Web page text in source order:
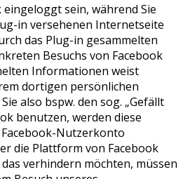
eingeloggt sein, während Sie
in versehenen Internetseite
das Plug-in gesammelten
Besuchs von Facebook
Informationen weist
dortigen persönlichen
also bspw. den sog. „Gefällt
benutzen, werden diese
Nutzerkonto
die Plattform von Facebook
verhindern möchten, müssen